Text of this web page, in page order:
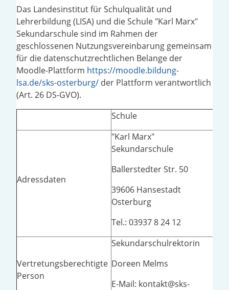
Das Landesinstitut für Schulqualität und
Lehrerbildung (LISA) und die Schule "Karl Marx"
Sekundarschule sind im Rahmen der
geschlossenen Nutzungsvereinbarung gemeinsam
für die datenschutzrechtlichen Belange der
Moodle-Plattform https://moodle.bildung-
lsa.de/sks-osterburg/ der Plattform verantwortlich
(Art. 26 DS-GVO).
Schule
Adressdaten
"Karl Marx"
Sekundarschule
Ballerstedter Str. 50
39606 Hansestadt
Osterburg
Tel.: 03937 8 24 12
Vertretungsberechtigte
Person
Sekundarschulrektorin
Doreen Melms
E-Mail: kontakt@sks-